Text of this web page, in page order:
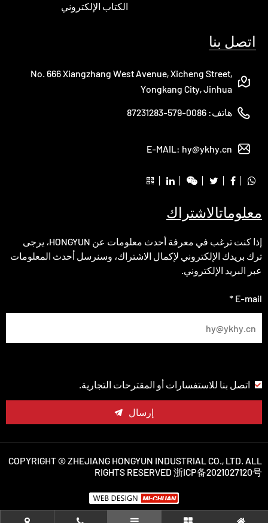
الكتاب الإلكتروني
اتصل بنا
No. 666 Xiangzhang West Avenue, Xicheng Street,
Yongkang City, Jinhua
هاتف: 0086-579-87231283
E-MAIL: hy@ykhy.cn
معلوماتالاشتراك
إذا كنت ترغب في معرفة أحدث معلومات عن HONGYUN، يرجى
ترك بريدك الإلكتروني لإكمال الاشتراك، وسنرسل أحدث المعلومات
عبر البريد الإلكتروني.
E-mail *
اتصل بنا للاستفسارات أو المقترحات التجارية.
إرسال
COPYRIGHT © ZHEJIANG HONGYUN INDUSTRIAL CO., LTD. ALL
RIGHTS RESERVED 浙ICP备2021027120号